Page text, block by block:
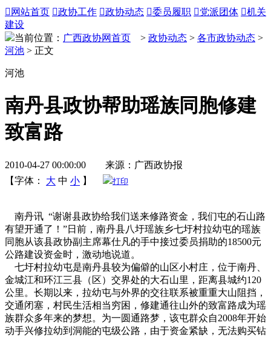
 网站首页 政协工作 政协动态 委员履职 党派团体 机关
建设
当前位置： 广西政协网首页 > 政协动态 > 各市政协动态 >
河池 > 正文
河池
南丹县政协帮助瑶族同胞修建
致富路
2010-04-27 00:00:00 来源：广西政协报
【字体：
大 中 小 】 打印
南丹讯 “谢谢县政协给我们送来修路资金，我们屯的石山路
有望开通了！”日前，南丹县八圩瑶族乡七圩村拉幼屯的瑶族
同胞从该县政协副主席幕仕凡的手中接过委员捐助的18500元
公路建设资金时，激动地说道。
七圩村拉幼屯是南丹县较为偏僻的山区小村庄，位于南丹、
金城江和环江三县（区）交界处的大石山里，距离县城约120
公里。长期以来，拉幼屯与外界的交往联系被重重大山阻挡，
交通闭塞，村民生活相当穷困，修建通往山外的致富路成为瑶
族群众多年来的梦想。为一圆通路梦，该屯群众自2008年开始
动手兴修拉幼到洞能的屯级公路，由于资金紧缺，无法购买钻